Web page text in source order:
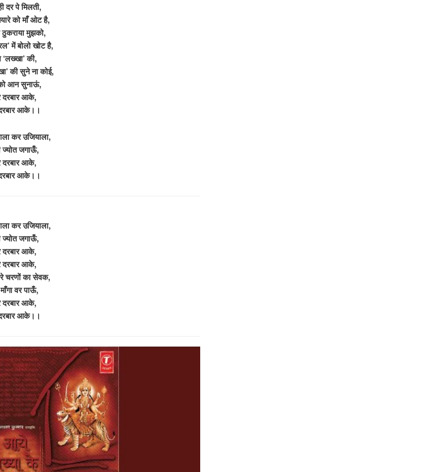
दर पे मिलती,
को माँ ओट है,
ठुकराया मुझको,
में बोलो खोट है,
की,
की सुने ना कोई,
आन सुनाऊं,
दरबार आके,
आके।।
कर उजियाला,
ज्योत जगाऊँ,
दरबार आके,
आके।।
कर उजियाला,
ज्योत जगाऊँ,
दरबार आके,
दरबार आके,
चरणों का सेवक,
वर पाऊँ,
दरबार आके,
आके।।